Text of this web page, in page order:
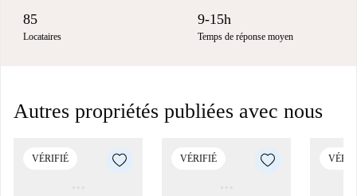
85
Locataires
9-15h
Temps de réponse moyen
Autres propriétés publiées avec nous
VÉRIFIÉ VÉRIFIÉ